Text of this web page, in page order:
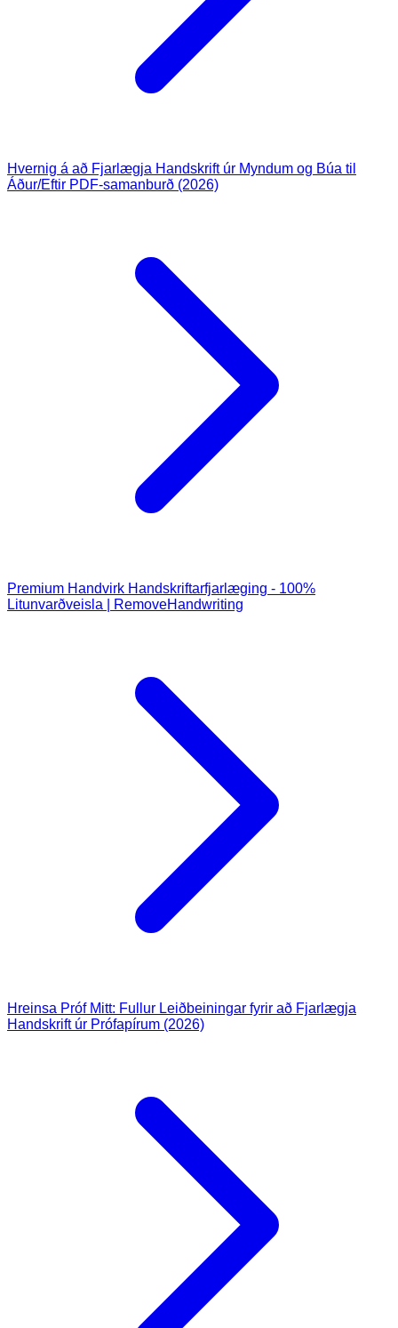
Hvernig á að Fjarlægja Handskrift úr Myndum og Búa til
Áður/Eftir PDF-samanburð (2026)
Premium Handvirk Handskriftarfjarlæging - 100%
Litunvarðveisla | RemoveHandwriting
Hreinsa Próf Mitt: Fullur Leiðbeiningar fyrir að Fjarlægja
Handskrift úr Prófapírum (2026)